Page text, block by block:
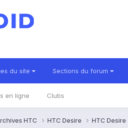
du site Sections du forum
en ligne Clubs
HTC HTC Desire HTC Desire